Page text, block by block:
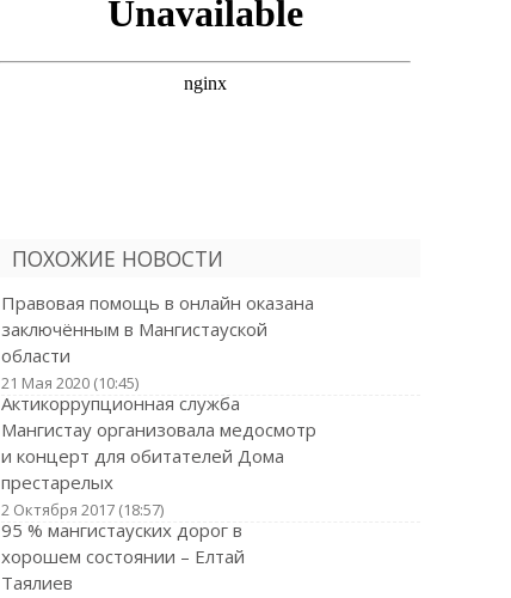
ПОХОЖИЕ НОВОСТИ
Правовая помощь в онлайн оказана
заключённым в Мангистауской
области
21 Мая 2020 (10:45)
Актикоррупционная служба
Мангистау организовала медосмотр
и концерт для обитателей Дома
престарелых
2 Октября 2017 (18:57)
95 % мангистауских дорог в
хорошем состоянии – Елтай
Таялиев